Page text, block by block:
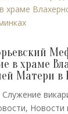
в храме
Матери в
Cлужение
, Новости